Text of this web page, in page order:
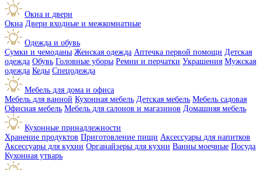
Окна и двери
Окна Двери входные и межкомнатные
Одежда и обувь
Сумки и чемоданы Женская одежда Аптечка первой помощи Детская
одежда Обувь Головные уборы Ремни и перчатки Украшения Мужская
одежда Кеды Спецодежда
Мебель для дома и офиса
Мебель для ванной Кухонная мебель Детская мебель Мебель садовая
Офисная мебель Мебель для салонов и магазинов Домашняя мебель
Кухонные принадлежности
Хранение продуктов Приготовление пищи Аксессуары для напитков
Аксессуары для кухни Органайзеры для кухни Ванны моечные Посуда
Кухонная утварь